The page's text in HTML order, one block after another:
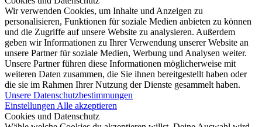
Wir verwenden Cookies, um Inhalte und Anzeigen zu
personalisieren, Funktionen für soziale Medien anbieten zu können
und die Zugriffe auf unsere Website zu analysieren. Außerdem
geben wir Informationen zu Ihrer Verwendung unserer Website an
unsere Partner für soziale Medien, Werbung und Analysen weiter.
Unsere Partner führen diese Informationen möglicherweise mit
weiteren Daten zusammen, die Sie ihnen bereitgestellt haben oder
die sie im Rahmen Ihrer Nutzung der Dienste gesammelt haben.
Unsere Datenschutzbestimmungen
Einstellungen Alle akzeptieren
Cookies und Datenschutz